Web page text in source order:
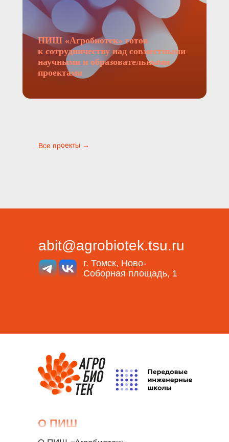
ПИШ «Агробиотек» готов
к сотрудничеству над совместными
научными и образовательными
проектами
Все проекты →
abit@agrobiotek.tsu.ru
г. Томск, Ново-
Соборная площадь, 1
О ПИШ